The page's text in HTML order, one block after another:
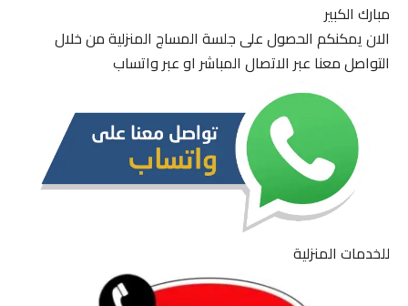
مبارك الكبير
الان يمكنكم الحصول على جلسة المساج المنزلية من خلال
التواصل معنا عبر الاتصال المباشر او عبر واتساب
للخدمات المنزلية